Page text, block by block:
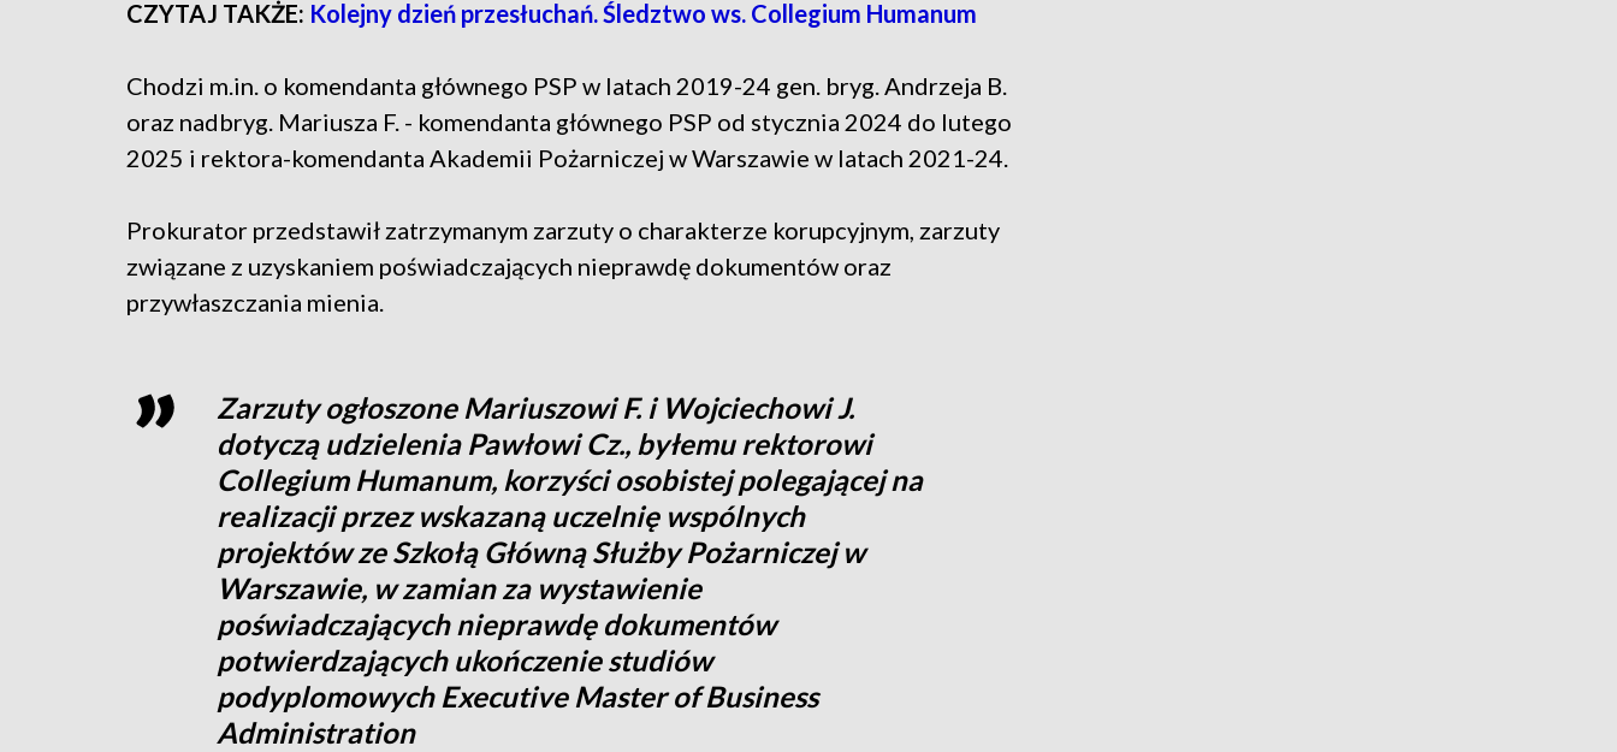
CZYTAJ TAKŻE: Kolejny dzień przesłuchań. Śledztwo ws. Collegium Humanum
Chodzi m.in. o komendanta głównego PSP w latach 2019-24 gen. bryg. Andrzeja B.
oraz nadbryg. Mariusza F. - komendanta głównego PSP od stycznia 2024 do lutego
2025 i rektora-komendanta Akademii Pożarniczej w Warszawie w latach 2021-24.
Prokurator przedstawił zatrzymanym zarzuty o charakterze korupcyjnym, zarzuty
związane z uzyskaniem poświadczających nieprawdę dokumentów oraz
przywłaszczania mienia.
Zarzuty ogłoszone Mariuszowi F. i Wojciechowi J.
dotyczą udzielenia Pawłowi Cz., byłemu rektorowi
Collegium Humanum, korzyści osobistej polegającej na
realizacji przez wskazaną uczelnię wspólnych
projektów ze Szkołą Główną Służby Pożarniczej w
Warszawie, w zamian za wystawienie
poświadczających nieprawdę dokumentów
potwierdzających ukończenie studiów
podyplomowych Executive Master of Business
Administration